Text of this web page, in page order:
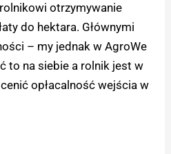
otrzymywanie
do hektara. Głównymi
– my jednak w AgroWe
to na siebie a rolnik jest w
opłacalność wejścia w